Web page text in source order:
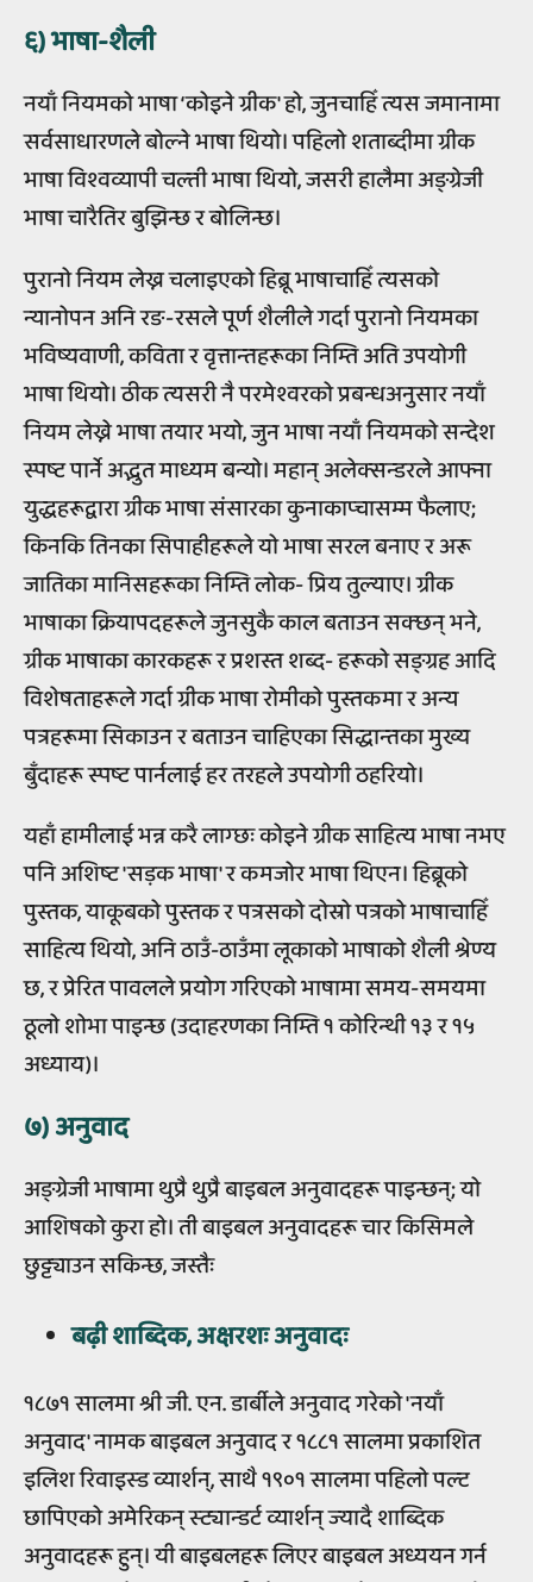
६) भाषा-शैली
नयाँ नियमको भाषा ‘कोइने ग्रीक' हो, जुनचाहिँ त्यस जमानामा
सर्वसाधारणले बोल्ने भाषा थियो। पहिलो शताब्दीमा ग्रीक
भाषा विश्वव्यापी चल्ती भाषा थियो, जसरी हालैमा अङ्ग्रेजी
भाषा चारैतिर बुझिन्छ र बोलिन्छ।
पुरानो नियम लेख्न चलाइएको हिब्रू भाषाचाहिँ त्यसको
न्यानोपन अनि रङ-रसले पूर्ण शैलीले गर्दा पुरानो नियमका
भविष्यवाणी, कविता र वृत्तान्तहरूका निम्ति अति उपयोगी
भाषा थियो। ठीक त्यसरी नै परमेश्वरको प्रबन्धअनुसार नयाँ
नियम लेख्ने भाषा तयार भयो, जुन भाषा नयाँ नियमको सन्देश
स्पष्ट पार्ने अद्भुत माध्यम बन्यो। महान् अलेक्सन्डरले आफ्ना
युद्धहरूद्वारा ग्रीक भाषा संसारका कुनाकाप्चासम्म फैलाए;
किनकि तिनका सिपाहीहरूले यो भाषा सरल बनाए र अरू
जातिका मानिसहरूका निम्ति लोक- प्रिय तुल्याए। ग्रीक
भाषाका क्रियापदहरूले जुनसुकै काल बताउन सक्छन् भने,
ग्रीक भाषाका कारकहरू र प्रशस्त शब्द- हरूको सङ्ग्रह आदि
विशेषताहरूले गर्दा ग्रीक भाषा रोमीको पुस्तकमा र अन्य
पत्रहरूमा सिकाउन र बताउन चाहिएका सिद्धान्तका मुख्य
बुँदाहरू स्पष्ट पार्नलाई हर तरहले उपयोगी ठहरियो।
यहाँ हामीलाई भन्न करै लाग्छः कोइने ग्रीक साहित्य भाषा नभए
पनि अशिष्ट 'सड़क भाषा' र कमजोर भाषा थिएन। हिब्रूको
पुस्तक, याकूबको पुस्तक र पत्रसको दोस्रो पत्रको भाषाचाहिँ
साहित्य थियो, अनि ठाउँ-ठाउँमा लूकाको भाषाको शैली श्रेण्य
छ, र प्रेरित पावलले प्रयोग गरिएको भाषामा समय-समयमा
ठूलो शोभा पाइन्छ (उदाहरणका निम्ति १ कोरिन्थी १३ र १५
अध्याय)।
७) अनुवाद
अङ्ग्रेजी भाषामा थुप्रै थुप्रै बाइबल अनुवादहरू पाइन्छन्; यो
आशिषको कुरा हो। ती बाइबल अनुवादहरू चार किसिमले
छुट्ट्याउन सकिन्छ, जस्तैः
बढ़ी शाब्दिक, अक्षरशः अनुवादः
१८७१ सालमा श्री जी. एन. डार्बीले अनुवाद गरेको 'नयाँ
अनुवाद' नामक बाइबल अनुवाद र १८८१ सालमा प्रकाशित
इलिश रिवाइस्ड व्यार्शन्, साथै १९०१ सालमा पहिलो पल्ट
छापिएको अमेरिकन् स्ट्यान्डर्ट व्यार्शन् ज्यादै शाब्दिक
अनुवादहरू हुन्। यी बाइबलहरू लिएर बाइबल अध्ययन गर्न